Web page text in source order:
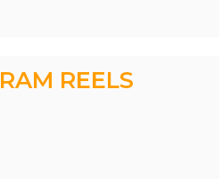
REELS